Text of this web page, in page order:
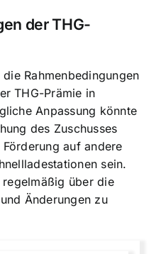
der THG-
Rahmenbedingungen
THG-Prämie in
Anpassung könnte
des Zuschusses
auf andere
sein.
über die
Änderungen zu